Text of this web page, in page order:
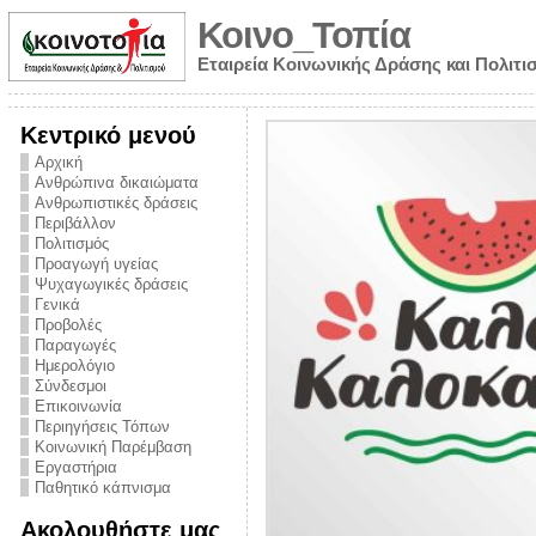
Κοινο_Τοπία
Εταιρεία Κοινωνικής Δράσης και
Κεντρικό μενού
Αρχική
Ανθρώπινα δικαιώματα
Ανθρωπιστικές δράσεις
Περιβάλλον
Πολιτισμός
Προαγωγή υγείας
Ψυχαγωγικές δράσεις
Γενικά
Προβολές
Παραγωγές
Ημερολόγιο
Σύνδεσμοι
Επικοινωνία
Περιηγήσεις Τόπων
Κοινωνική Παρέμβαση
Εργαστήρια
Παθητικό κάπνισμα
Ακολουθήστε μας
από την
την ημέρα
και
στο
Πρόληψης